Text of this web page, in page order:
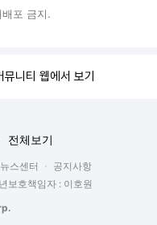
포 금지.
니티 웹에서 보기
전체보기
스센터
공지사항
보호책임자 : 이호원